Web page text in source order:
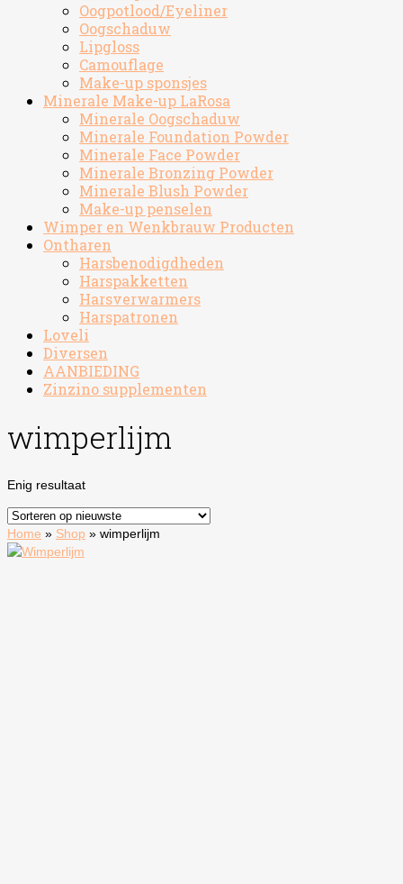
Oogpotlood/Eyeliner
Oogschaduw
Lipgloss
Camouflage
Make-up sponsjes
Minerale Make-up LaRosa
Minerale Oogschaduw
Minerale Foundation Powder
Minerale Face Powder
Minerale Bronzing Powder
Minerale Blush Powder
Make-up penselen
Wimper en Wenkbrauw Producten
Ontharen
Harsbenodigdheden
Harspakketten
Harsverwarmers
Harspatronen
Loveli
Diversen
AANBIEDING
Zinzino supplementen
wimperlijm
Enig resultaat
Home » Shop » wimperlijm